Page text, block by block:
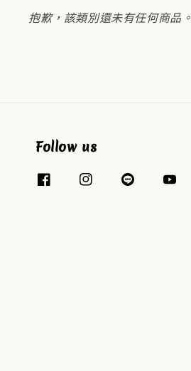
抱歉，該類別還未有任何商品。
Follow us